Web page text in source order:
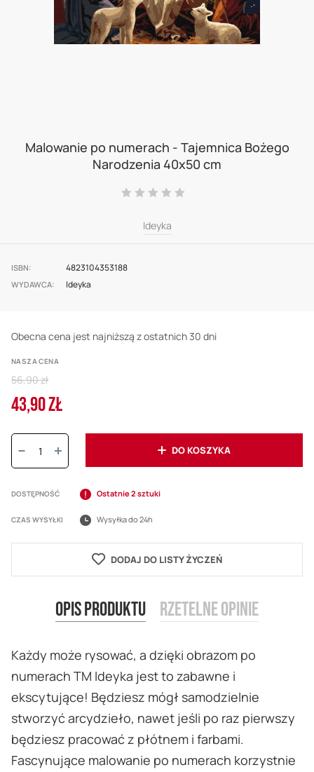
gallery
Malowanie po numerach - Tajemnica Bożego
Narodzenia 40x50 cm
Ocena:
Ideyka
ISBN 4823104353188
WYDAWCA Ideyka
Obecna cena jest najniższą z ostatnich 30 dni
NASZA CENA
Cena
43,90 ZŁ
Regular
Price
56,90 zł
Ilość:
DO KOSZYKA
DOSTĘPNOŚĆ Ostatnie 2 sztuki
CZAS WYSYŁKI Wysyłka do 24h
DODAJ DO LISTY ŻYCZEŃ
Opis produktu
Każdy może rysować, a dzięki obrazom po
numerach TM Ideyka jest to zabawne i
ekscytujące! Będziesz mógł samodzielnie
stworzyć arcydzieło, nawet jeśli po raz pierwszy
będziesz pracować z płótnem i farbami.
Fascynujące malowanie po numerach korzystnie
Rzetelne opinie